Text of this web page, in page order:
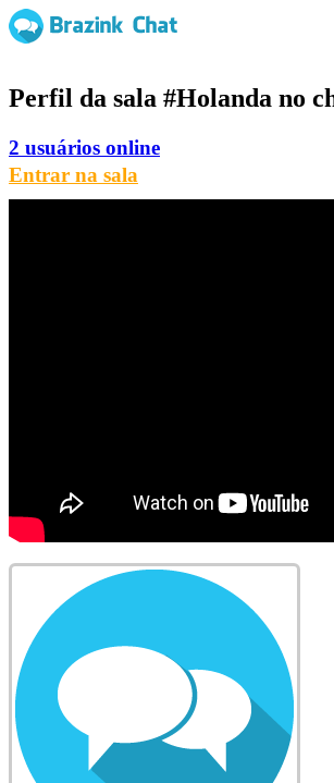
Perfil da sala #Holanda no
2 usuários online
Entrar na sala